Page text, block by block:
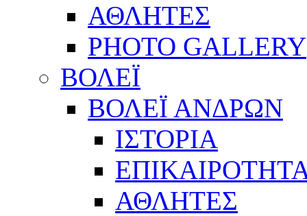
ΑΘΛΗΤΕΣ
PHOTO GALLERY
ΒΟΛΕΪ
ΒΟΛΕΪ ΑΝΔΡΩΝ
ΙΣΤΟΡΙΑ
ΑΘΛΗΤΕΣ